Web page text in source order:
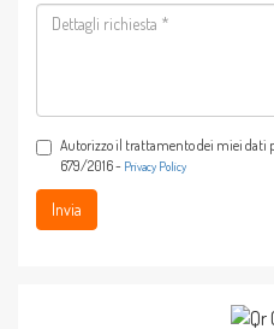
Dettagli
richiesta
Autorizzo il trattamento dei miei dati
679/2016 - Privacy Policy
Invia